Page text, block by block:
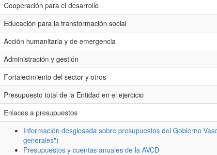
Cooperación para el desarrollo
Educación para la transformación social
Acción humanitaria y de emergencia
Administración y gestión
Fortalecimiento del sector y otros
Presupuesto total de la Entidad en el ejercicio
Enlaces a presupuestos
Información desglosada sobre presupuestos del Gobierno
generales")
Presupuestos y cuentas anuales de la AVCD